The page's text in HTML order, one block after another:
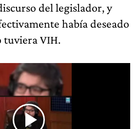
del legislador, y
había deseado
tuviera VIH.